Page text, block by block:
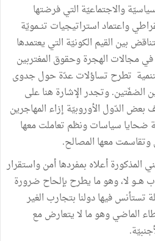
والاجتماعيّة التي فرضتها
واعتماد استراتيجيات تنــمويّة
بين القيم الكونيّة التي يعتمدها
مجالات الهجرة وحقوق المغتربين
تطرح تساؤلات عدّة حول جدوى
الضفّتين. وتجدر الإشارة هنا على
بعض الدّول الأوروبيّة إزاء المهاجرين
ضحايا سياسات ونظم تعاملت معها
معها المصالح.
أعلاه بمفردها أمن واستقرار
لا، وهو ما يطرح بإلحاح ضرورة
تستأنس فيها دولنا بتجارب الغير
الماضي وهو ما لا يتعارض مع